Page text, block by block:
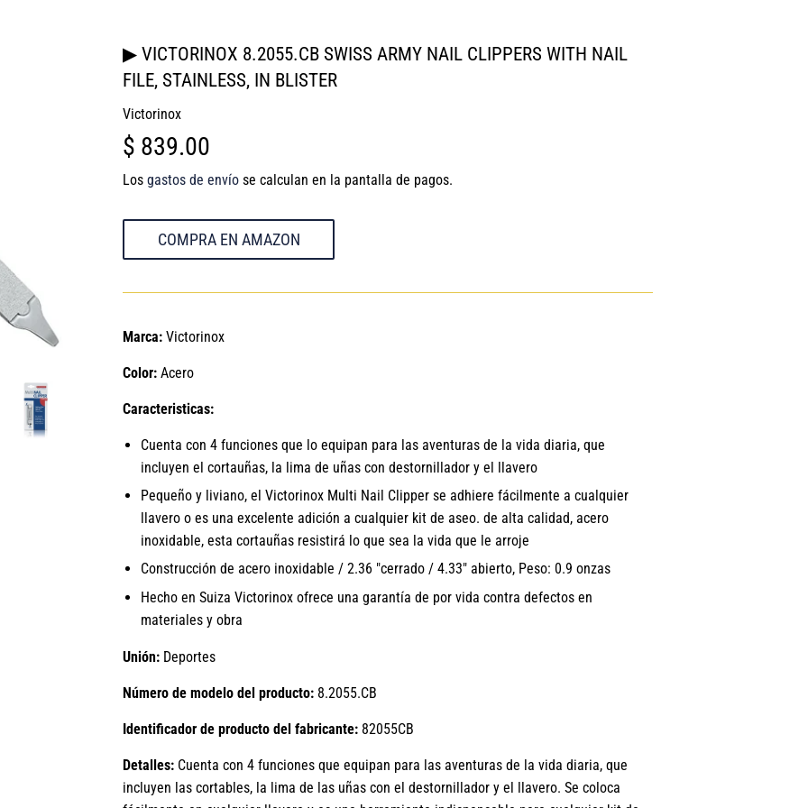
▶ VICTORINOX 8.2055.CB SWISS ARMY NAIL CLIPPERS WITH NAIL
FILE, STAINLESS, IN BLISTER
Victorinox
$ 839.00
839.00
Los gastos de envío se calculan en la pantalla de pagos.
COMPRA EN AMAZON
Marca: Victorinox
Color: Acero
Caracteristicas:
Cuenta con 4 funciones que lo equipan para las aventuras de la vida diaria, que
incluyen el cortauñas, la lima de uñas con destornillador y el llavero
Pequeño y liviano, el Victorinox Multi Nail Clipper se adhiere fácilmente a cualquier
llavero o es una excelente adición a cualquier kit de aseo. de alta calidad, acero
inoxidable, esta cortauñas resistirá lo que sea la vida que le arroje
Construcción de acero inoxidable / 2.36 "cerrado / 4.33" abierto, Peso: 0.9 onzas
Hecho en Suiza Victorinox ofrece una garantía de por vida contra defectos en
materiales y obra
Unión: Deportes
Número de modelo del producto: 8.2055.CB
Identificador de producto del fabricante: 82055CB
Detalles: Cuenta con 4 funciones que equipan para las aventuras de la vida diaria, que
incluyen las cortables, la lima de las uñas con el destornillador y el llavero. Se coloca